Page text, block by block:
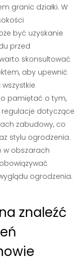
granic działki. W
być uzyskanie
przed
skonsultować
aby upewnić
pamiętać o tym,
dotyczące
zabudowy, co
stylu ogrodzenia.
w obszarach
ogrodzenia.
znaleźć